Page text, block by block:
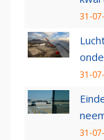
31-
31-
31-